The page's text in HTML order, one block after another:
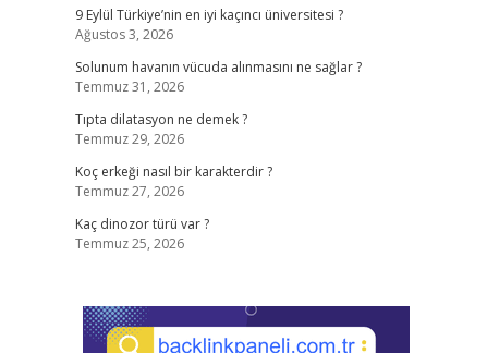
9 Eylül Türkiye’nin en iyi kaçıncı üniversitesi ?
Ağustos 3, 2026
Solunum havanın vücuda alınmasını ne sağlar ?
Temmuz 31, 2026
Tıpta dilatasyon ne demek ?
Temmuz 29, 2026
Koç erkeği nasıl bir karakterdir ?
Temmuz 27, 2026
Kaç dinozor türü var ?
Temmuz 25, 2026